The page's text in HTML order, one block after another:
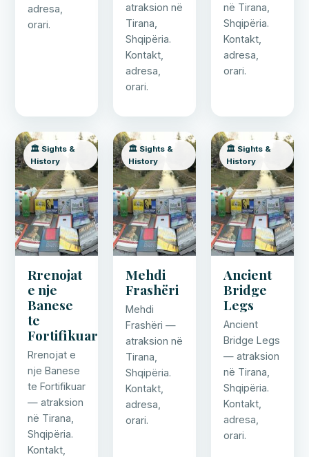
adresa,
orari.
atraksion në
Tirana,
Shqipëria.
Kontakt,
adresa,
orari.
në Tirana,
Shqipëria.
Kontakt,
adresa,
orari.
🏛️ Sights &
History
Rrenojat
e nje
Banese
te
Fortifikuar
Rrenojat e
nje Banese
te Fortifikuar
— atraksion
në Tirana,
Shqipëria.
Kontakt,
🏛️ Sights &
History
Mehdi
Frashëri
Mehdi
Frashëri —
atraksion në
Tirana,
Shqipëria.
Kontakt,
adresa,
orari.
🏛️ Sights &
History
Ancient
Bridge
Legs
Ancient
Bridge Legs
— atraksion
në Tirana,
Shqipëria.
Kontakt,
adresa,
orari.